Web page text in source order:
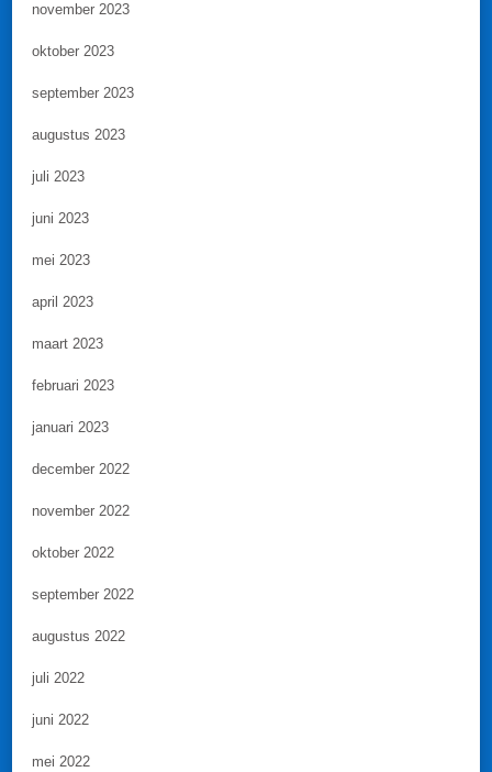
november 2023
oktober 2023
september 2023
augustus 2023
juli 2023
juni 2023
mei 2023
april 2023
maart 2023
februari 2023
januari 2023
december 2022
november 2022
oktober 2022
september 2022
augustus 2022
juli 2022
juni 2022
mei 2022